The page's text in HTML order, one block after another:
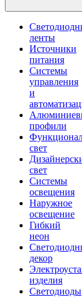
ленты
Источники
питания
Системы
управления
и
профили
свет
свет
Системы
освещения
Наружное
освещение
Гибкий
неон
декор
изделия
Светодиоды